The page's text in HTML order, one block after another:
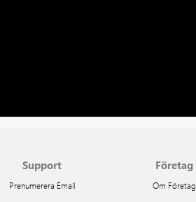
Support
Prenumerera Email
Företag
Om Företag